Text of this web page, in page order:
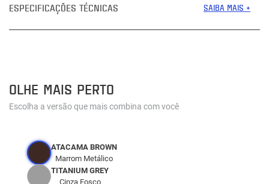
ESPECIFICAÇÕES TÉCNICAS SAIBA MAIS +
OLHE MAIS PERTO
Escolha a versão que mais combina com você
ATACAMA BROWN
Marrom Metálico
TITANIUM GREY
Cinza Fosco